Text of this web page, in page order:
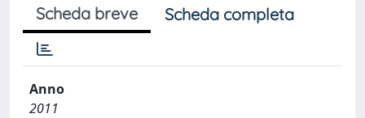
Scheda breve Scheda completa
Anno
2011